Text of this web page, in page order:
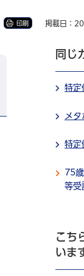
印刷 掲載日：
同じ
特定
メタ
特定
75
等受
こち
いま